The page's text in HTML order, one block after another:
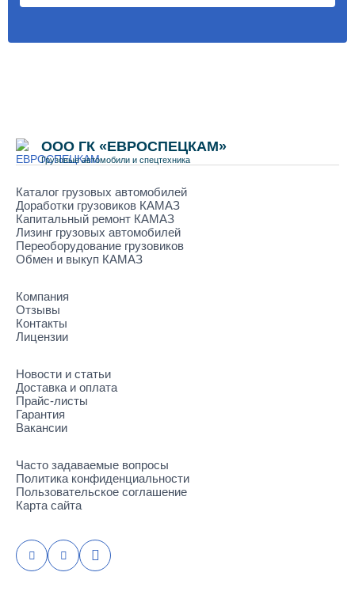
ООО ГК «ЕВРОСПЕЦКАМ»
Грузовые автомобили и спецтехника
Каталог грузовых автомобилей
Доработки грузовиков КАМАЗ
Капитальный ремонт КАМАЗ
Лизинг грузовых автомобилей
Переоборудование грузовиков
Обмен и выкуп КАМАЗ
Компания
Отзывы
Контакты
Лицензии
Новости и статьи
Доставка и оплата
Прайс-листы
Гарантия
Вакансии
Часто задаваемые вопросы
Политика конфиденциальности
Пользовательское соглашение
Карта сайта